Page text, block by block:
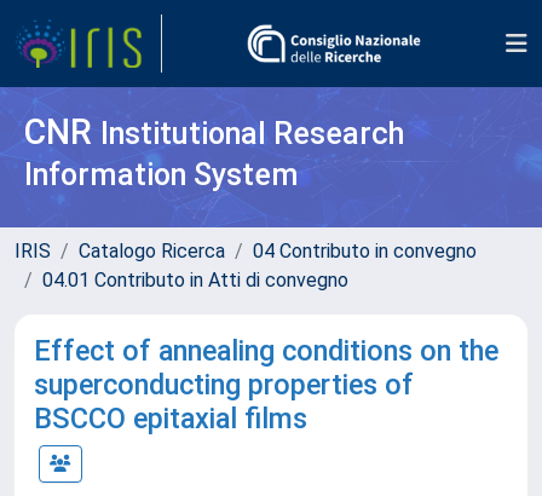
CNR Institutional Research
Information System
IRIS Catalogo Ricerca
04 Contributo in convegno
04.01 Contributo in Atti di convegno
Effect of annealing conditions on the
superconducting properties of
BSCCO epitaxial films